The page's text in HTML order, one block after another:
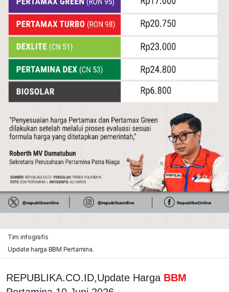
Tim infografis
Update harga BBM Pertamina.
REPUBLIKA.CO.ID,Update Harga BBM